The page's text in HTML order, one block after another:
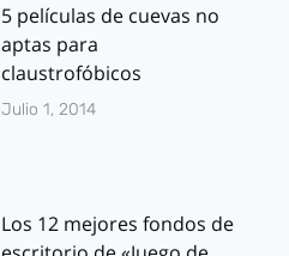
5 películas de cuevas no
aptas para
claustrofóbicos
Julio 1, 2014
Los 12 mejores fondos de